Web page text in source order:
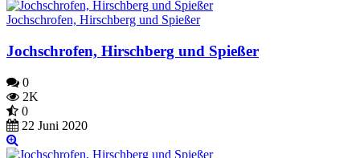
Jochschrofen, Hirschberg und Spießer
Jochschrofen, Hirschberg und Spießer
0
2K
0
22 Juni 2020